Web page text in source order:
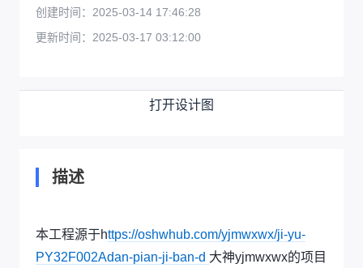
创建时间： 2025-03-14 17:46:28
更新时间： 2025-03-17 03:12:00
打开设计图
描述
本工程源于https://oshwhub.com/yjmwxwx/ji-yu-
PY32F002Adan-pian-ji-ban-d 大神yjmwxwx的项目